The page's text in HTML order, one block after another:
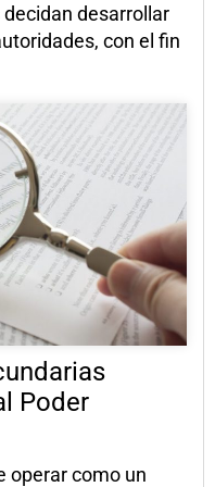
desarrollar
con el fin
Poder
operar como un